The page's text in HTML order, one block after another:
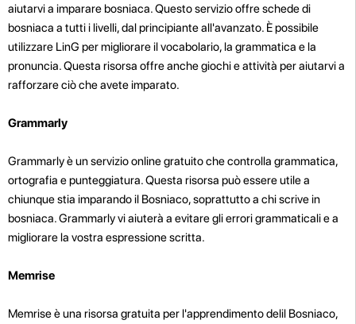
aiutarvi a imparare bosniaca. Questo servizio offre schede di
bosniaca a tutti i livelli, dal principiante all'avanzato. È possibile
utilizzare LinG per migliorare il vocabolario, la grammatica e la
pronuncia. Questa risorsa offre anche giochi e attività per aiutarvi a
rafforzare ciò che avete imparato.
Grammarly
Grammarly è un servizio online gratuito che controlla grammatica,
ortografia e punteggiatura. Questa risorsa può essere utile a
chiunque stia imparando il Bosniaco, soprattutto a chi scrive in
bosniaca. Grammarly vi aiuterà a evitare gli errori grammaticali e a
migliorare la vostra espressione scritta.
Memrise
Memrise è una risorsa gratuita per l'apprendimento delil Bosniaco,